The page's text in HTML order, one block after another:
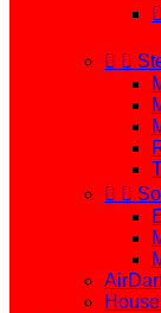

 
 